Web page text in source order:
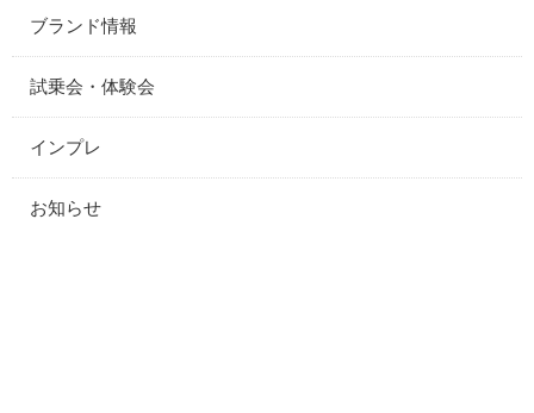
ブランド情報
試乗会・体験会
インプレ
お知らせ